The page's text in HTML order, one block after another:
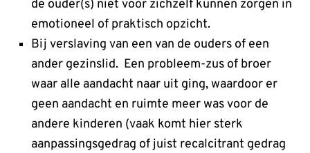
de ouder(s) niet voor zichzelf kunnen zorgen in
emotioneel of praktisch opzicht.
Bij verslaving van een van de ouders of een
ander gezinslid. Een probleem-zus of broer
waar alle aandacht naar uit ging, waardoor er
geen aandacht en ruimte meer was voor de
andere kinderen (vaak komt hier sterk
aanpassingsgedrag of juist recalcitrant gedrag